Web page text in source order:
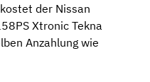
der Nissan
Xtronic Tekna
Anzahlung wie